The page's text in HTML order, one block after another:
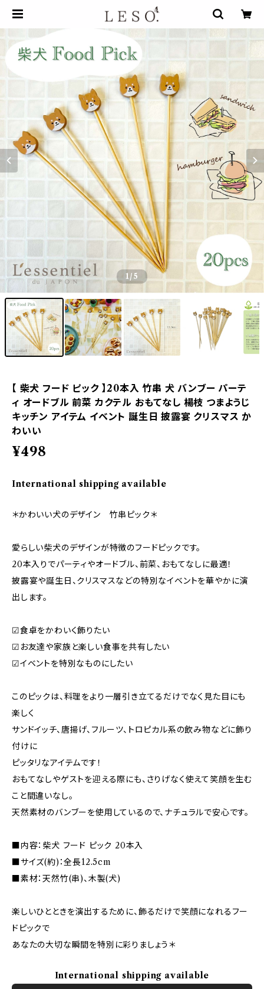
1/5
【 柴犬 フード ピック 】20本入 竹串 犬 バンブー パーテ
ィ オードブル 前菜 カクテル おもてなし 楊枝 つまようじ
キッチン アイテム イベント 誕生日 披露宴 クリスマス か
わいい
¥498
International shipping available
＊かわいい犬のデザイン 竹串ピック＊
愛らしい柴犬のデザインが特徴のフードピックです。
20本入りでパーティやオードブル、前菜、おもてなしに最適！
披露宴や誕生日、クリスマスなどの特別なイベントを華やかに演
出します。
☑︎食卓をかわいく飾りたい
☑︎お友達や家族と楽しい食事を共有したい
☑︎イベントを特別なものにしたい
このピックは、料理をより一層引き立てるだけでなく見た目にも
楽しく
サンドイッチ、唐揚げ、フルーツ、トロピカル系の飲み物などに飾り
付けに
ピッタリなアイテムです！
おもてなしやゲストを迎える際にも、さりげなく使えて笑顔を生む
こと間違いなし。
天然素材のバンブーを使用しているので、ナチュラルで安心です。
■内容：柴犬 フード ピック 20本入
■サイズ(約)：全長12.5cm
■素材：天然竹(串)、木製(犬)
楽しいひとときを演出するために、飾るだけで笑顔になれるフー
ドピックで
あなたの大切な瞬間を特別に彩りましょう＊
International shipping available